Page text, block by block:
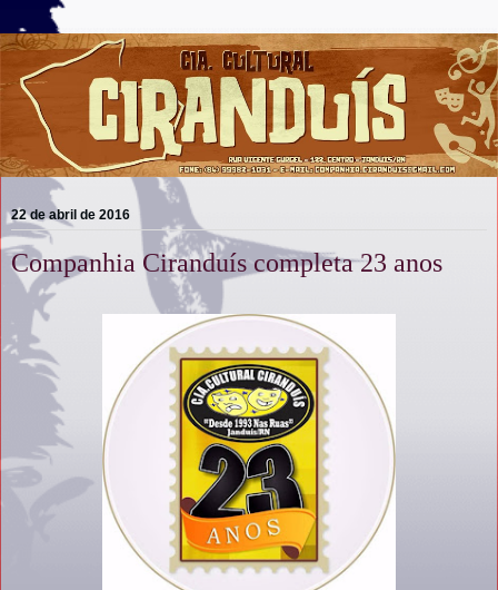
22 de abril de 2016
Companhia Ciranduís completa 23 anos